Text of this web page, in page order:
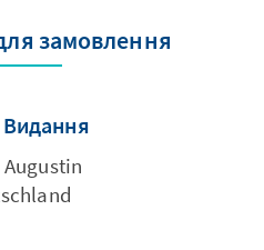
замовлення
Видання